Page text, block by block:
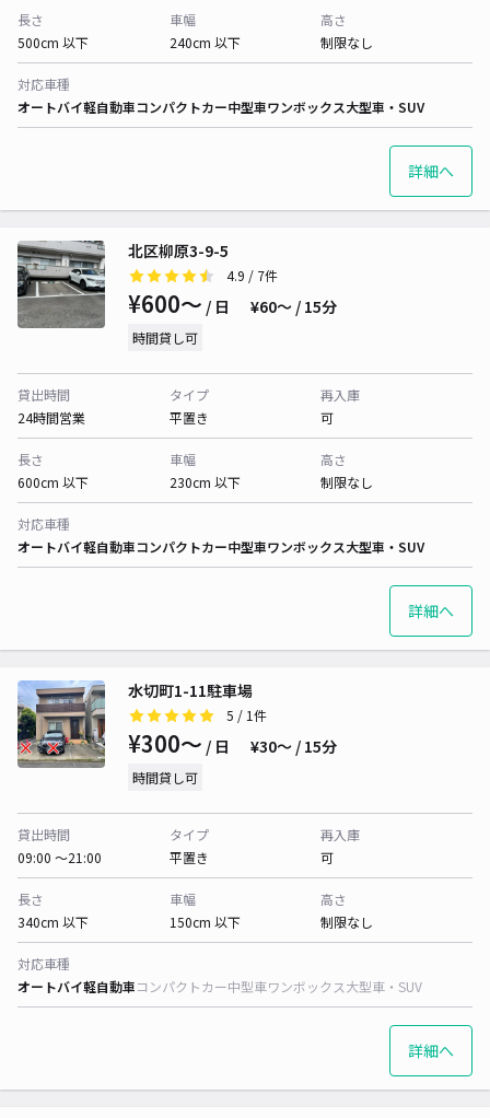
長さ
500cm 以下
車幅
240cm 以下
高さ
制限なし
対応車種
オートバイ軽自動車コンパクトカー中型車ワンボックス大型車・SUV
詳細へ
北区柳原3-9-5
4.9 / 7件
¥600〜 / 日 ¥60〜 / 15分
時間貸し可
貸出時間
24時間営業
タイプ
平置き
再入庫
可
長さ
600cm 以下
車幅
230cm 以下
高さ
制限なし
対応車種
オートバイ軽自動車コンパクトカー中型車ワンボックス大型車・SUV
詳細へ
水切町1-11駐車場
5 / 1件
¥300〜 / 日 ¥30〜 / 15分
時間貸し可
貸出時間
09:00 〜21:00
タイプ
平置き
再入庫
可
長さ
340cm 以下
車幅
150cm 以下
高さ
制限なし
対応車種
オートバイ軽自動車コンパクトカー中型車ワンボックス大型車・SUV
詳細へ